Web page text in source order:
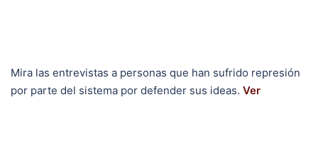
Mira las entrevistas a personas que han sufrido represión
por parte del sistema por defender sus ideas. Ver